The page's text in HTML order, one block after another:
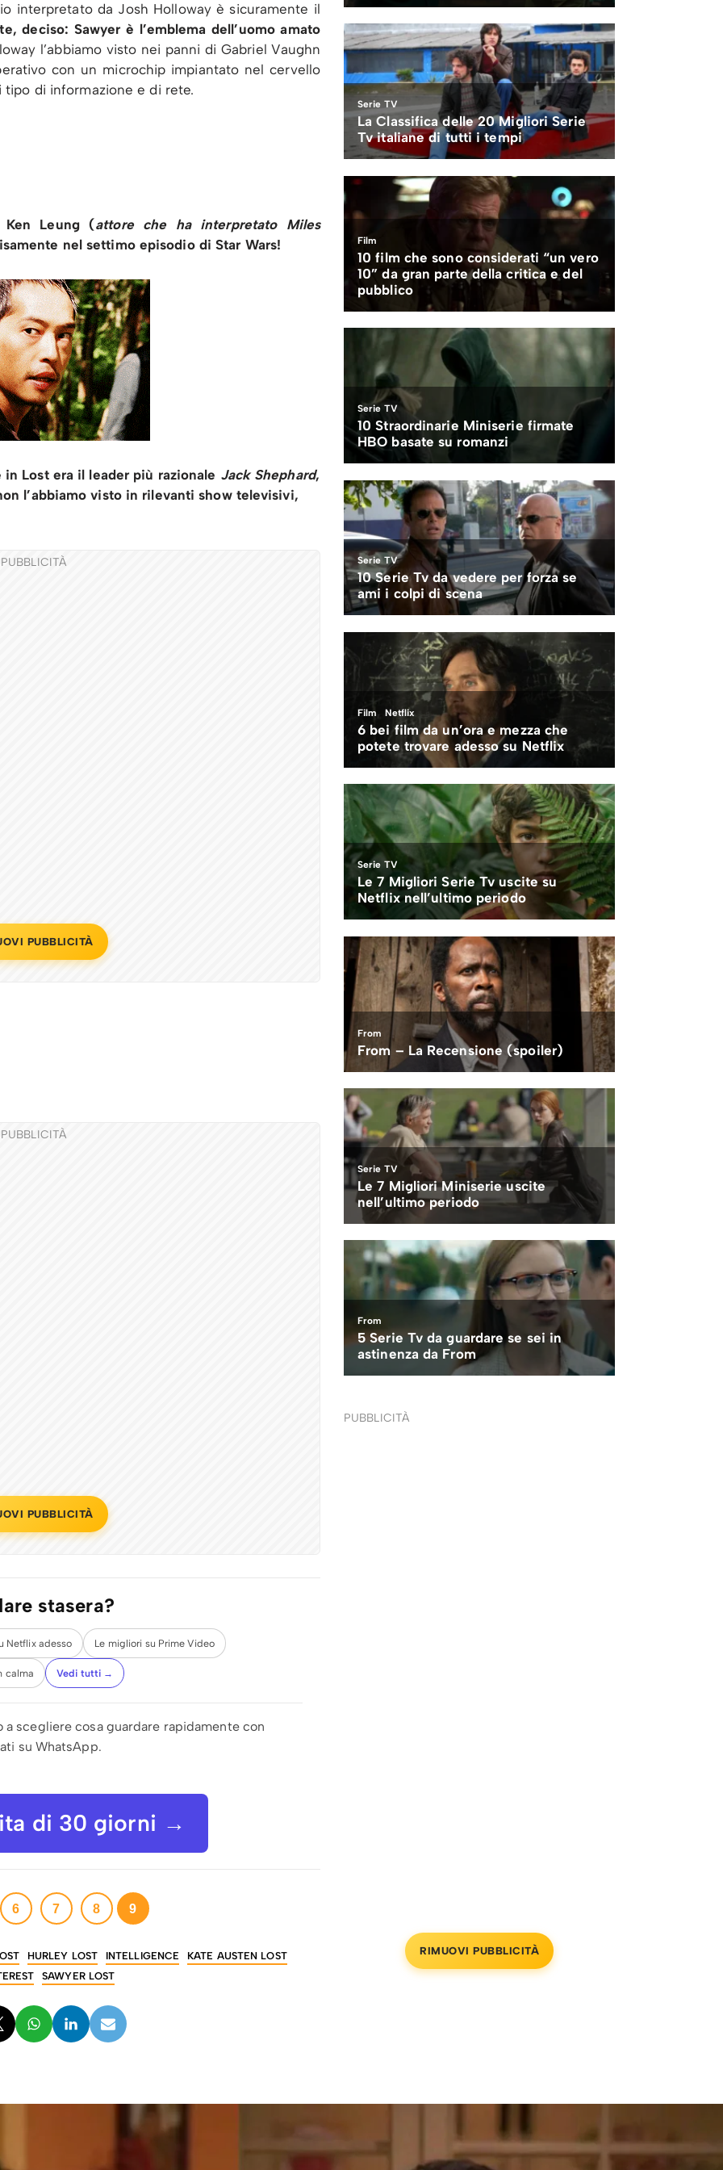
interpretato da Josh Holloway è sicuramente il
deciso: Sawyer è l’emblema dell’uomo amato
l’abbiamo visto nei panni di Gabriel Vaughn
con un microchip impiantato nel cervello
di informazione e di rete.
Ken Leung (attore che ha interpretato Miles
nel settimo episodio di Star Wars!
Lost era il leader più razionale Jack Shephard,
l’abbiamo visto in rilevanti show televisivi,
PUBBLICITÀ
PUBBLICITÀ
PUBBLICITÀ
PUBBLICITÀ
stasera?
Netflix adesso Le migliori su Prime Video
calma Vedi tutti →
a scegliere cosa guardare rapidamente con
su WhatsApp.
di 30 giorni →
6 7 8 9
HURLEY LOST INTELLIGENCE
KATE AUSTEN LOST
SAWYER LOST
PUBBLICITÀ
RIMUOVI PUBBLICITÀ